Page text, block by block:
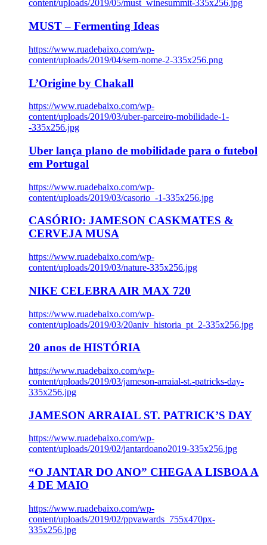
content/uploads/2019/05/must_winesummit-335x256.jpg
MUST – Fermenting Ideas
https://www.ruadebaixo.com/wp-
content/uploads/2019/04/sem-nome-2-335x256.png
L’Origine by Chakall
https://www.ruadebaixo.com/wp-
content/uploads/2019/03/uber-parceiro-mobilidade-1-
-335x256.jpg
Uber lança plano de mobilidade para o futebol
em Portugal
https://www.ruadebaixo.com/wp-
content/uploads/2019/03/casorio_-1-335x256.jpg
CASÓRIO: JAMESON CASKMATES &
CERVEJA MUSA
https://www.ruadebaixo.com/wp-
content/uploads/2019/03/nature-335x256.jpg
NIKE CELEBRA AIR MAX 720
https://www.ruadebaixo.com/wp-
content/uploads/2019/03/20aniv_historia_pt_2-335x256.jpg
20 anos de HISTÓRIA
https://www.ruadebaixo.com/wp-
content/uploads/2019/03/jameson-arraial-st.-patricks-day-
335x256.jpg
JAMESON ARRAIAL ST. PATRICK’S DAY
https://www.ruadebaixo.com/wp-
content/uploads/2019/02/jantardoano2019-335x256.jpg
“O JANTAR DO ANO” CHEGA A LISBOA A
4 DE MAIO
https://www.ruadebaixo.com/wp-
content/uploads/2019/02/ppvawards_755x470px-
335x256.jpg